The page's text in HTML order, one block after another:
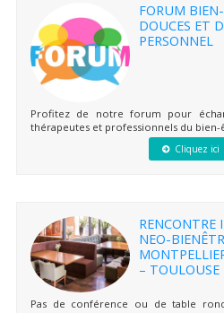
FORUM
DOUCES ET
PERSONNEL
Profitez de notre forum pour
thérapeutes et professionnels du bien-
Cliquez ici
RENCONTRE
NEO-
– TOULOUSE
Pas de conférence ou de table